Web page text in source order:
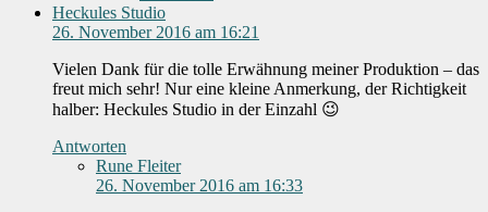
Heckules Studio
26. November 2016 am 16:21
Vielen Dank für die tolle Erwähnung meiner Produktion – das
freut mich sehr! Nur eine kleine Anmerkung, der Richtigkeit
halber: Heckules Studio in der Einzahl 😉
Antworten
Rune Fleiter
26. November 2016 am 16:33